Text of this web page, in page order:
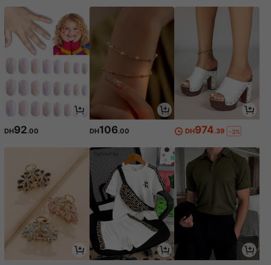
DH92.00 DH106.00 DH974.39 -3%